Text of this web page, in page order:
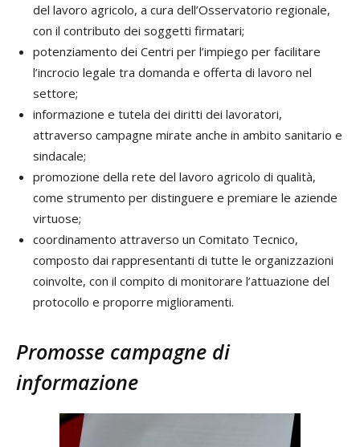
del lavoro agricolo, a cura dell’Osservatorio regionale,
con il contributo dei soggetti firmatari;
potenziamento dei Centri per l’impiego per facilitare
l’incrocio legale tra domanda e offerta di lavoro nel
settore;
informazione e tutela dei diritti dei lavoratori,
attraverso campagne mirate anche in ambito sanitario e
sindacale;
promozione della rete del lavoro agricolo di qualità,
come strumento per distinguere e premiare le aziende
virtuose;
coordinamento attraverso un Comitato Tecnico,
composto dai rappresentanti di tutte le organizzazioni
coinvolte, con il compito di monitorare l’attuazione del
protocollo e proporre miglioramenti.
Promosse campagne di
informazione